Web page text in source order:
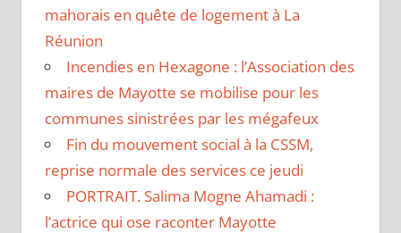
mahorais en quête de logement à La
Réunion
Incendies en Hexagone : l’Association des
maires de Mayotte se mobilise pour les
communes sinistrées par les mégafeux
Fin du mouvement social à la CSSM,
reprise normale des services ce jeudi
PORTRAIT. Salima Mogne Ahamadi :
l’actrice qui ose raconter Mayotte